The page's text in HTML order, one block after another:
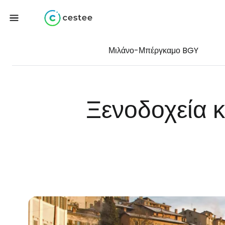
Μιλάνο-Μπέργκαμο BGY
Ξενοδοχεία